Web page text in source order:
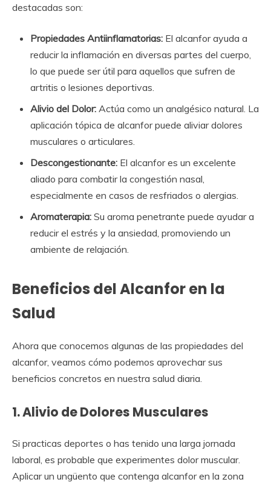
destacadas son:
Propiedades Antiinflamatorias: El alcanfor ayuda a
reducir la inflamación en diversas partes del cuerpo,
lo que puede ser útil para aquellos que sufren de
artritis o lesiones deportivas.
Alivio del Dolor: Actúa como un analgésico natural. La
aplicación tópica de alcanfor puede aliviar dolores
musculares o articulares.
Descongestionante: El alcanfor es un excelente
aliado para combatir la congestión nasal,
especialmente en casos de resfriados o alergias.
Aromaterapia: Su aroma penetrante puede ayudar a
reducir el estrés y la ansiedad, promoviendo un
ambiente de relajación.
Beneficios del Alcanfor en la
Salud
Ahora que conocemos algunas de las propiedades del
alcanfor, veamos cómo podemos aprovechar sus
beneficios concretos en nuestra salud diaria.
1. Alivio de Dolores Musculares
Si practicas deportes o has tenido una larga jornada
laboral, es probable que experimentes dolor muscular.
Aplicar un ungüento que contenga alcanfor en la zona